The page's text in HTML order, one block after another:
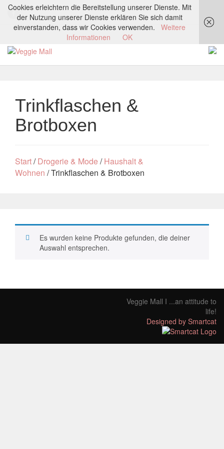
Trinkflaschen &
Brotboxen
Start/Drogerie & Mode /Haushalt &
Wohnen / Trinkflaschen & Brotboxen
Es wurden keine Produkte gefunden, die deiner
Auswahl entsprechen.
Veggie Mall I ...an attitude to
life!
Designed by Smartcat
Cookies erleichtern die Bereitstellung unserer Dienste. Mit
der Nutzung unserer Dienste erklären Sie sich damit
einverstanden, dass wir Cookies verwenden.
Weitere
Informationen
OK